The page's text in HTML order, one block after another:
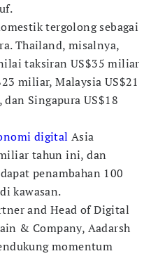
tergolong sebagai
Thailand, misalnya,
taksiran US$35 miliar
miliar, Malaysia US$21
Singapura US$18
digital Asia
tahun ini, dan
penambahan 100
kawasan.
and Head of Digital
& Company, Aadarsh
momentum